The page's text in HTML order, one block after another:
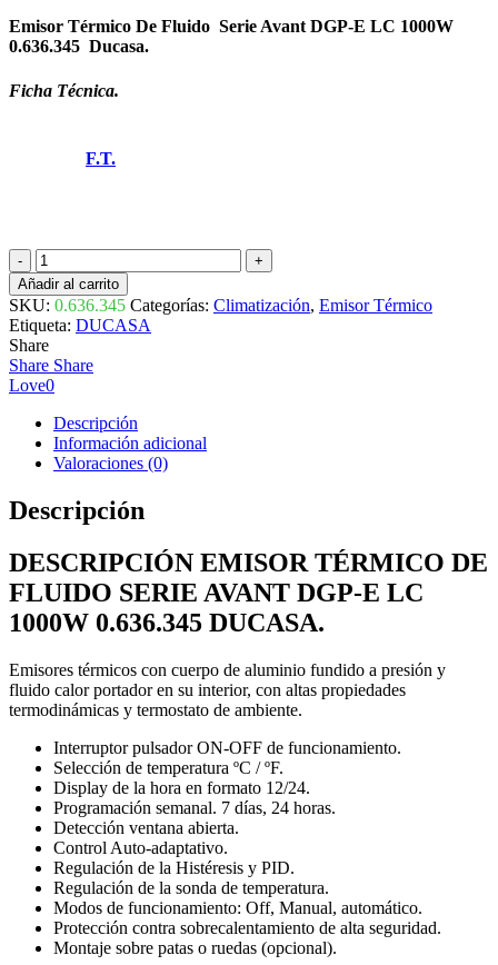
Emisor Térmico De Fluido Serie Avant DGP-E LC 1000W
0.636.345 Ducasa.
Ficha Técnica.
F.T.
EMISOR
TÉRMICO
DE
FLUIDO
SERIE
AVANT
DGP-
E
LC
1000W
0.636.345
DUCASA
cantidad
Añadir al carrito
SKU: 0.636.345 Categorías: Climatización, Emisor Térmico
Etiqueta: DUCASA
Share
Share Share
Love0
Descripción
Información adicional
Valoraciones (0)
Descripción
DESCRIPCIÓN EMISOR TÉRMICO DE
FLUIDO SERIE AVANT DGP-E LC
1000W 0.636.345 DUCASA.
Emisores térmicos con cuerpo de aluminio fundido a presión y
fluido calor portador en su interior, con altas propiedades
termodinámicas y termostato de ambiente.
Interruptor pulsador ON-OFF de funcionamiento.
Selección de temperatura ºC / ºF.
Display de la hora en formato 12/24.
Programación semanal. 7 días, 24 horas.
Detección ventana abierta.
Control Auto-adaptativo.
Regulación de la Histéresis y PID.
Regulación de la sonda de temperatura.
Modos de funcionamiento: Off, Manual, automático.
Protección contra sobrecalentamiento de alta seguridad.
Montaje sobre patas o ruedas (opcional).